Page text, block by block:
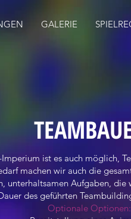
GALERIE
Imperium ist es auch möglich,
machen wir auch die
unterhaltsamen Aufgaben,
des geführten
Optionale Optionen: